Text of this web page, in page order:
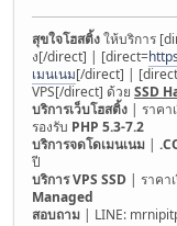
สุขใจโฮสติ้งให้บริการ
ง[/direct] | [direct=
เมนเนม[/direct] |
VPS[/direct] ด้วย SSD
บริการเว็บโฮสติ้ง | ราคา
รองรับ PHP 5.3-7.2
บริการจดโดเมนเนม |
ปี
บริการ VPS SSD | ราคา
Managed
สอบถาม | LINE: